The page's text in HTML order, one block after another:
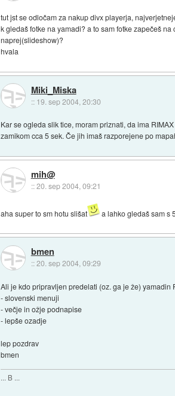
tut jst se odločam za nakup divx playerja,
k gledaš fotke na yamadi? a to sam fotke zapečeš
naprej(slideshow)?
hvala
Miki_Miska
:: 19. sep 2004, 20:30
Kar se ogleda slik tice, moram priznati, da ima
zamikom cca 5 sek. Če jih imaš razporejene po
mih@
::20. sep 2004, 09:21
aha super to sm hotu slišat a lahko gledaš sam s
bmen
::20. sep 2004, 09:29
Ali je kdo pripravljen predelati (oz. ga je že)
- slovenski menuji
- večje in ožje podnapise
- lepše ozadje
lep pozdrav
bmen
... B ...